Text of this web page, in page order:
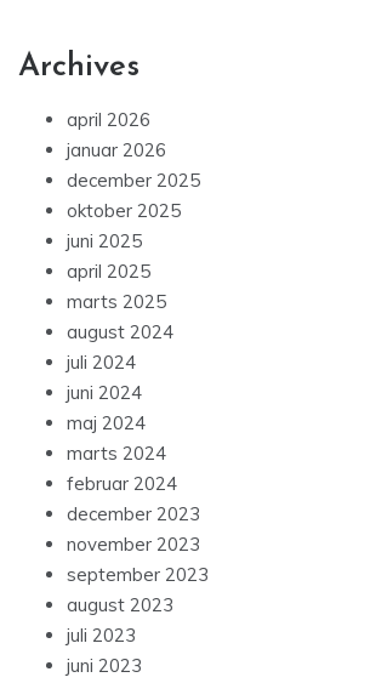
Archives
april 2026
januar 2026
december 2025
oktober 2025
juni 2025
april 2025
marts 2025
august 2024
juli 2024
juni 2024
maj 2024
marts 2024
februar 2024
december 2023
november 2023
september 2023
august 2023
juli 2023
juni 2023